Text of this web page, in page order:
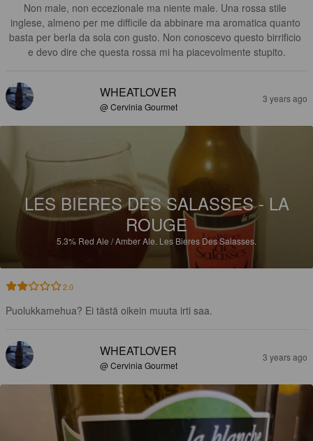
Non male, non eccezionale ma niente male. Una rossa stile
inglese, almeno per me difficile da abbinare ma aromatica quanto
basta per berla da sola con gusto. Non conoscevo questo birrificio
e devo dire che questa rossa mi ha piacevolmente stupito.
WHEATLOVER
@ Cervinia Gourmet
3 years ago
LES BIERES DES SALASSES - LA
ROUGE
5.3% Red Ale / Amber Ale. Les Bieres Des Salasses.
2.0
Puolukkamehua? Ei tästä oikein muuta irti saa.
WHEATLOVER
@ Cervinia Gourmet
3 years ago